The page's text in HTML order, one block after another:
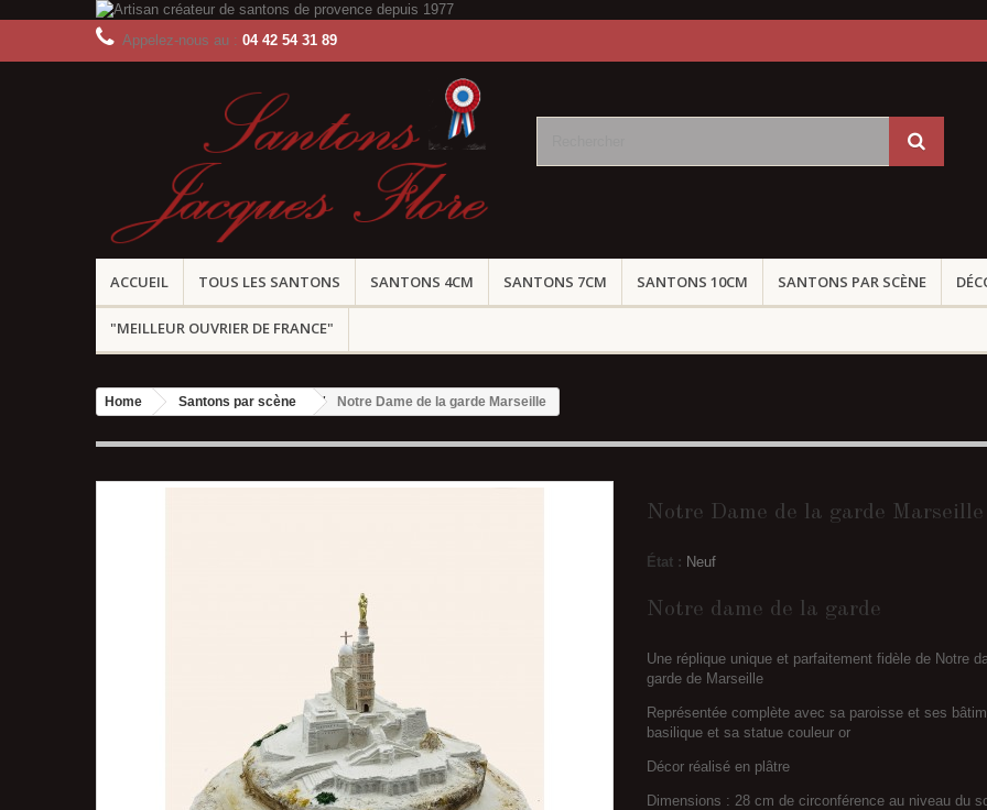
Appelez-nous au : 04 42 54 31 89
ACCUEIL TOUS LES SANTONS SANTONS 4CM SANTONS 7CM SANTONS 10CM SANTONS PAR SCÈNE
"MEILLEUR OUVRIER DE FRANCE"
Home Santons par scène Notre Dame de la garde Marseille
Notre Dame de la garde Marseille
État : Neuf
Notre dame de la garde
Une réplique unique et parfaitement fidèle de Notre
garde de Marseille
Représentée complète avec sa paroisse et ses
basilique et sa statue couleur or
Décor réalisé en plâtre
Dimensions : 28 cm de circonférence au niveau du